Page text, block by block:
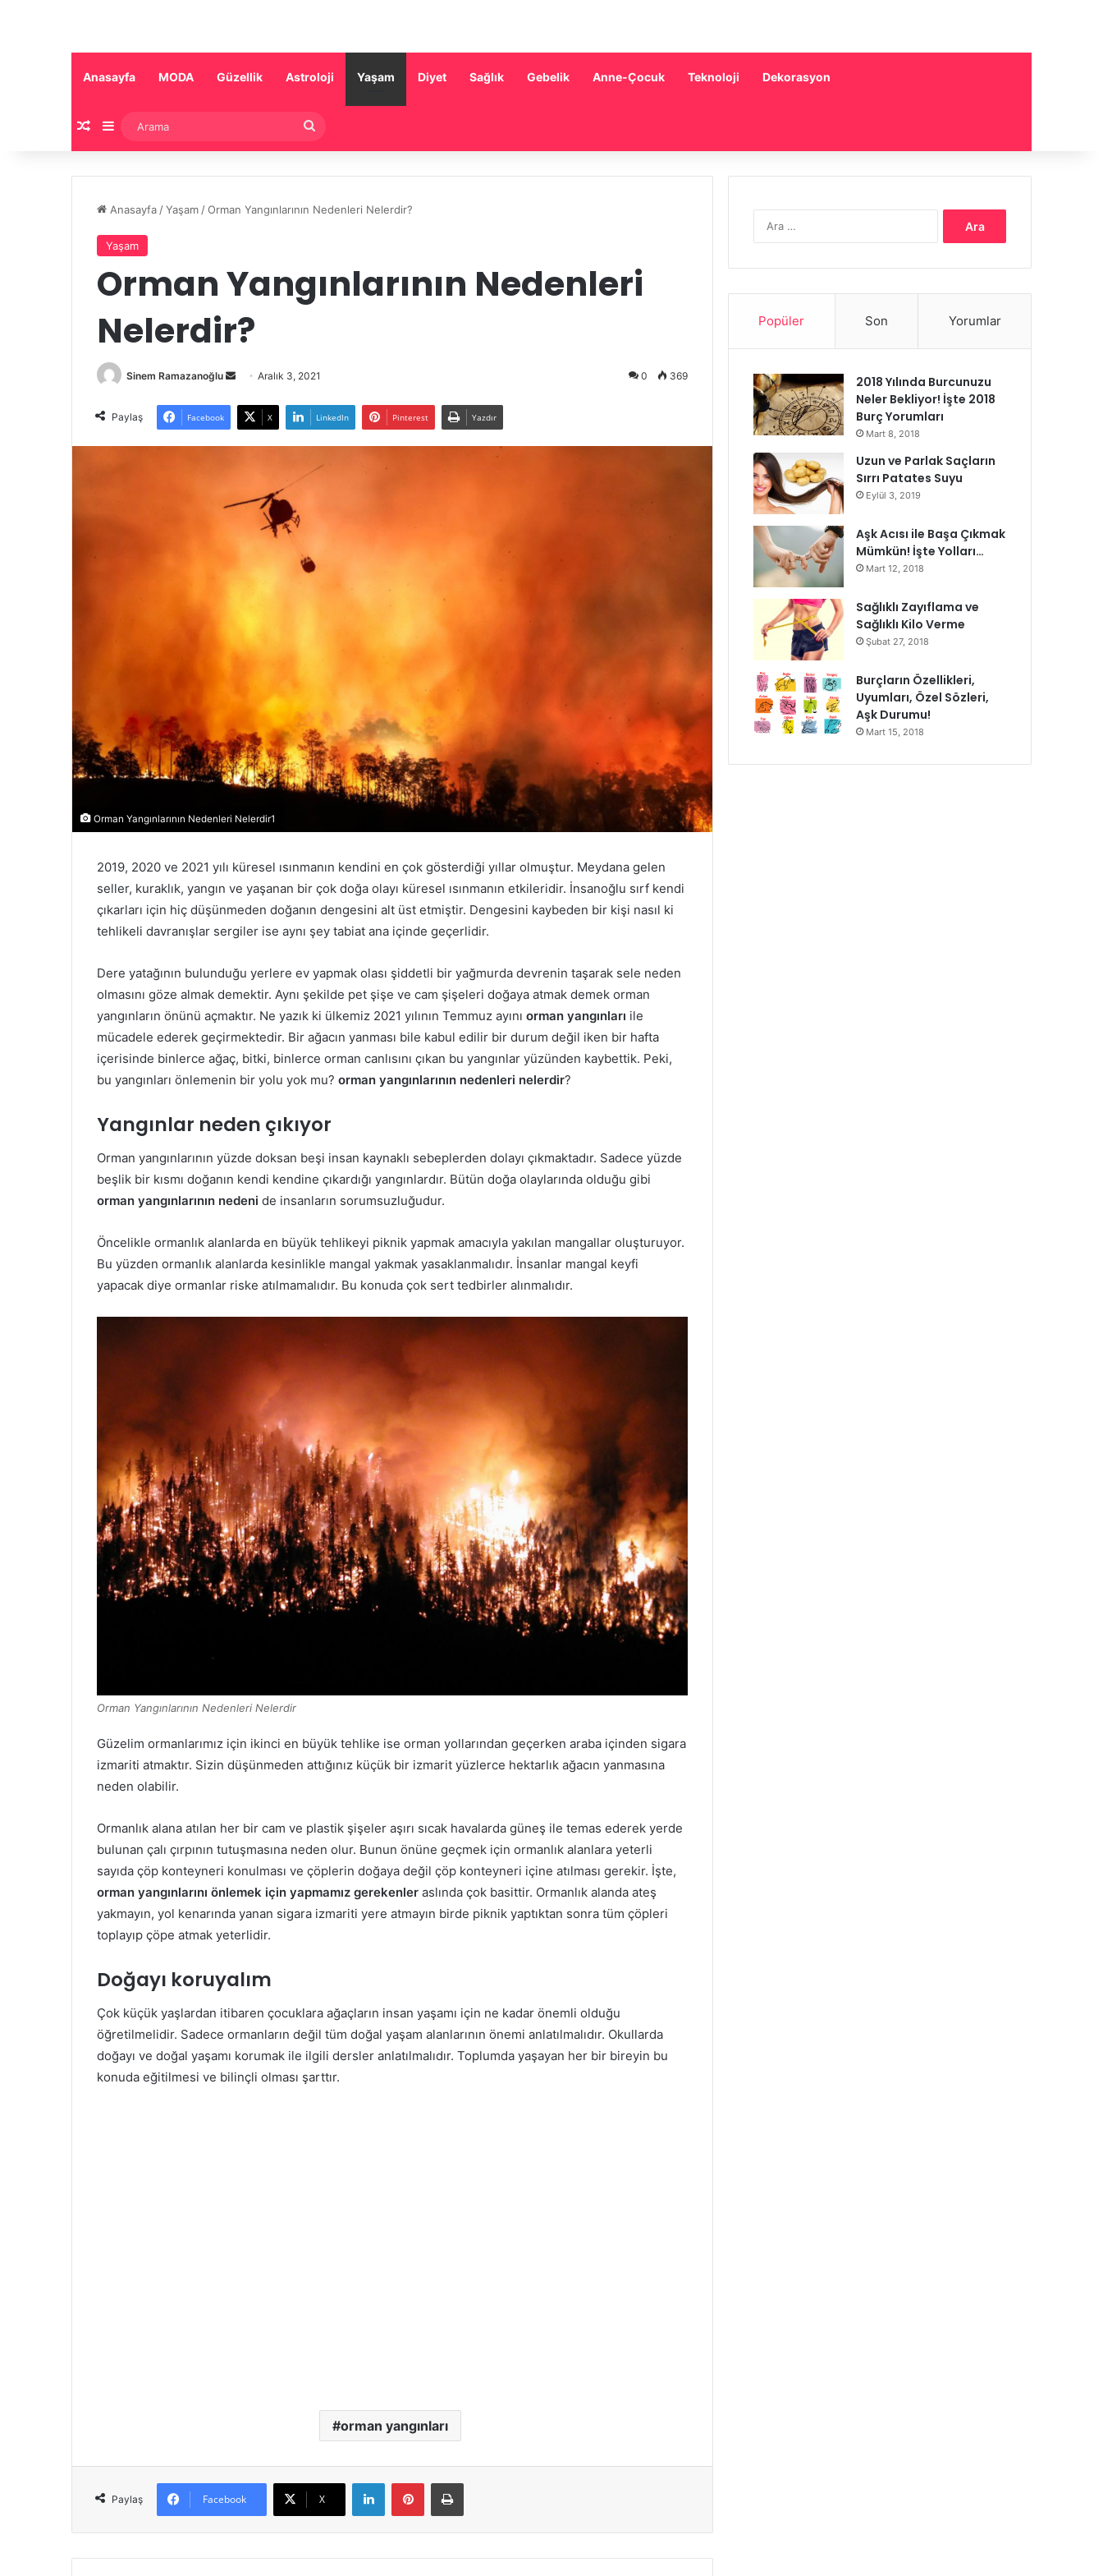
Anasayfa MODA Güzellik Astroloji Yaşam Diyet Sağlık Gebelik Anne-Çocuk Teknoloji Dekorasyon
Rastgele Makale
Kenar Bölmesi
Anasayfa /Yaşam /Orman Yangınlarının Nedenleri Nelerdir?
Yaşam
Orman Yangınlarının Nedenleri
Nelerdir?
Sinem Ramazanoğlu
Bir
posta
Aralık 3, 2021 0 369
Paylaş Facebook X LinkedIn Pinterest Yazdır
Orman Yangınlarının Nedenleri Nelerdir1
2019, 2020 ve 2021 yılı küresel ısınmanın kendini en çok gösterdiği yıllar olmuştur. Meydana gelen
seller, kuraklık, yangın ve yaşanan bir çok doğa olayı küresel ısınmanın etkileridir. İnsanoğlu sırf kendi
çıkarları için hiç düşünmeden doğanın dengesini alt üst etmiştir. Dengesini kaybeden bir kişi nasıl ki
tehlikeli davranışlar sergiler ise aynı şey tabiat ana içinde geçerlidir.
Dere yatağının bulunduğu yerlere ev yapmak olası şiddetli bir yağmurda devrenin taşarak sele neden
olmasını göze almak demektir. Aynı şekilde pet şişe ve cam şişeleri doğaya atmak demek orman
yangınların önünü açmaktır. Ne yazık ki ülkemiz 2021 yılının Temmuz ayını orman yangınları ile
mücadele ederek geçirmektedir. Bir ağacın yanması bile kabul edilir bir durum değil iken bir hafta
içerisinde binlerce ağaç, bitki, binlerce orman canlısını çıkan bu yangınlar yüzünden kaybettik. Peki,
bu yangınları önlemenin bir yolu yok mu? orman yangınlarının nedenleri nelerdir?
Yangınlar neden çıkıyor
Orman yangınlarının yüzde doksan beşi insan kaynaklı sebeplerden dolayı çıkmaktadır. Sadece yüzde
beşlik bir kısmı doğanın kendi kendine çıkardığı yangınlardır. Bütün doğa olaylarında olduğu gibi
orman yangınlarının nedeni de insanların sorumsuzluğudur.
Öncelikle ormanlık alanlarda en büyük tehlikeyi piknik yapmak amacıyla yakılan mangallar oluşturuyor.
Bu yüzden ormanlık alanlarda kesinlikle mangal yakmak yasaklanmalıdır. İnsanlar mangal keyfi
yapacak diye ormanlar riske atılmamalıdır. Bu konuda çok sert tedbirler alınmalıdır.
Orman Yangınlarının Nedenleri Nelerdir
Güzelim ormanlarımız için ikinci en büyük tehlike ise orman yollarından geçerken araba içinden sigara
izmariti atmaktır. Sizin düşünmeden attığınız küçük bir izmarit yüzlerce hektarlık ağacın yanmasına
neden olabilir.
Ormanlık alana atılan her bir cam ve plastik şişeler aşırı sıcak havalarda güneş ile temas ederek yerde
bulunan çalı çırpının tutuşmasına neden olur. Bunun önüne geçmek için ormanlık alanlara yeterli
sayıda çöp konteyneri konulması ve çöplerin doğaya değil çöp konteyneri içine atılması gerekir. İşte,
orman yangınlarını önlemek için yapmamız gerekenler aslında çok basittir. Ormanlık alanda ateş
yakmayın, yol kenarında yanan sigara izmariti yere atmayın birde piknik yaptıktan sonra tüm çöpleri
toplayıp çöpe atmak yeterlidir.
Doğayı koruyalım
Çok küçük yaşlardan itibaren çocuklara ağaçların insan yaşamı için ne kadar önemli olduğu
öğretilmelidir. Sadece ormanların değil tüm doğal yaşam alanlarının önemi anlatılmalıdır. Okullarda
doğayı ve doğal yaşamı korumak ile ilgili dersler anlatılmalıdır. Toplumda yaşayan her bir bireyin bu
konuda eğitilmesi ve bilinçli olması şarttır.
orman yangınları
Paylaş Facebook X
LinkedInPinterestYazdır
Popüler Son Yorumlar
2018 Yılında Burcunuzu
Neler Bekliyor! İşte 2018
Burç Yorumları
Mart 8, 2018
Uzun ve Parlak Saçların
Sırrı Patates Suyu
Eylül 3, 2019
Aşk Acısı ile Başa Çıkmak
Mümkün! İşte Yolları…
Mart 12, 2018
Sağlıklı Zayıflama ve
Sağlıklı Kilo Verme
Şubat 27, 2018
Burçların Özellikleri,
Uyumları, Özel Sözleri,
Aşk Durumu!
Mart 15, 2018